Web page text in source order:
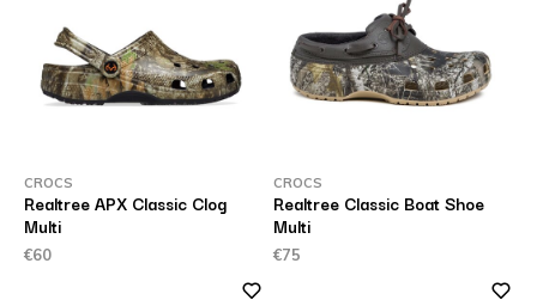
CROCS
Realtree APX Classic Clog
Multi
€60
CROCS
Realtree Classic Boat Shoe
Multi
€75